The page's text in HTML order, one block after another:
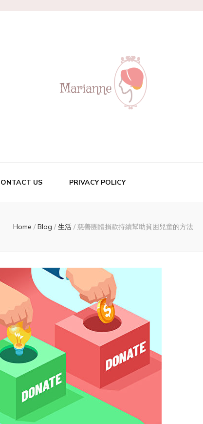
US PRIVACY POLICY
Home / Blog / 生活 / 慈善團體捐款持續幫助貧困兒童的方法